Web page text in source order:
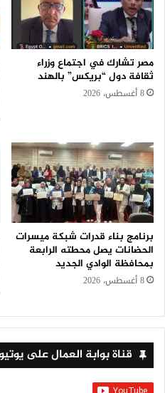
مصر تشارك في اجتماع وزراء
ثقافة دول “بريكس” بالهند
8 أغسطس، 2026
برنامج بناء قدرات شبكة ميسرات
الحضانات يصل محطته الرابعة
بمحافظة الوادي الجديد
8 أغسطس، 2026
قناة بوابة العمال على